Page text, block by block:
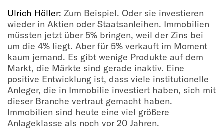
Ulrich Höller: Zum Beispiel. Oder sie investieren
wieder in Aktien oder Staatsanleihen. Immobilien
müssten jetzt über 5% bringen, weil der Zins bei
um die 4% liegt. Aber für 5% verkauft im Moment
kaum jemand. Es gibt wenige Produkte auf dem
Markt, die Märkte sind gerade inaktiv. Eine
positive Entwicklung ist, dass viele institutionelle
Anleger, die in Immobilie investiert haben, sich mit
dieser Branche vertraut gemacht haben.
Immobilien sind heute eine viel größere
Anlageklasse als noch vor 20 Jahren.